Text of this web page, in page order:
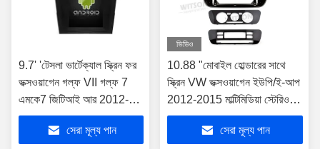
9.7' 'টেসলা ভার্টেক্যাল স্ক্রিন ফর
ভক্সওয়াগেন গল্ফ VII গল্ফ 7
এমকে7 জিটিআই আর 2012-
2020 বাম হাতের ড্রাইভার
অ্যান্ড্রয়েড কার মাল্টিমিডিয়া প্লেয়ার
সেরা মূল্য পান
ভিডিও
10.88 "মোবাইল হোল্ডারের সাথে
স্ক্রিন VW ভক্সওয়াগেন ইউপি/ই-আপ
2012-2015 মাল্টিমিডিয়া স্টেরিও
জিপিএস কারপ্লে প্লেয়ারের জন্য
সেরা মূল্য পান